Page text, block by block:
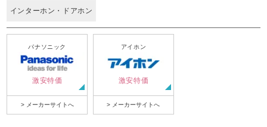
インターホン・ドアホン
パナソニック
激安特価
> メーカーサイトへ
アイホン
激安特価
> メーカーサイトへ